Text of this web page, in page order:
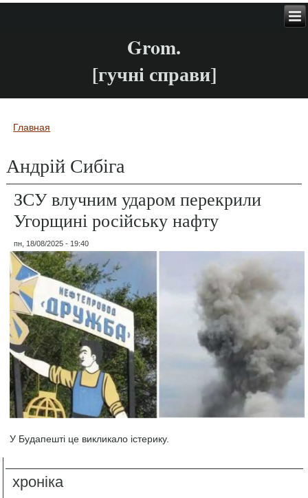
Grom.
[гучні справи]
Вы здесь
Главная
Андрій Сибіга
ЗСУ влучним ударом перекрили
Угорщині російську нафту
пн, 18/08/2025 - 19:40
У Будапешті це викликало істерику.
хроніка